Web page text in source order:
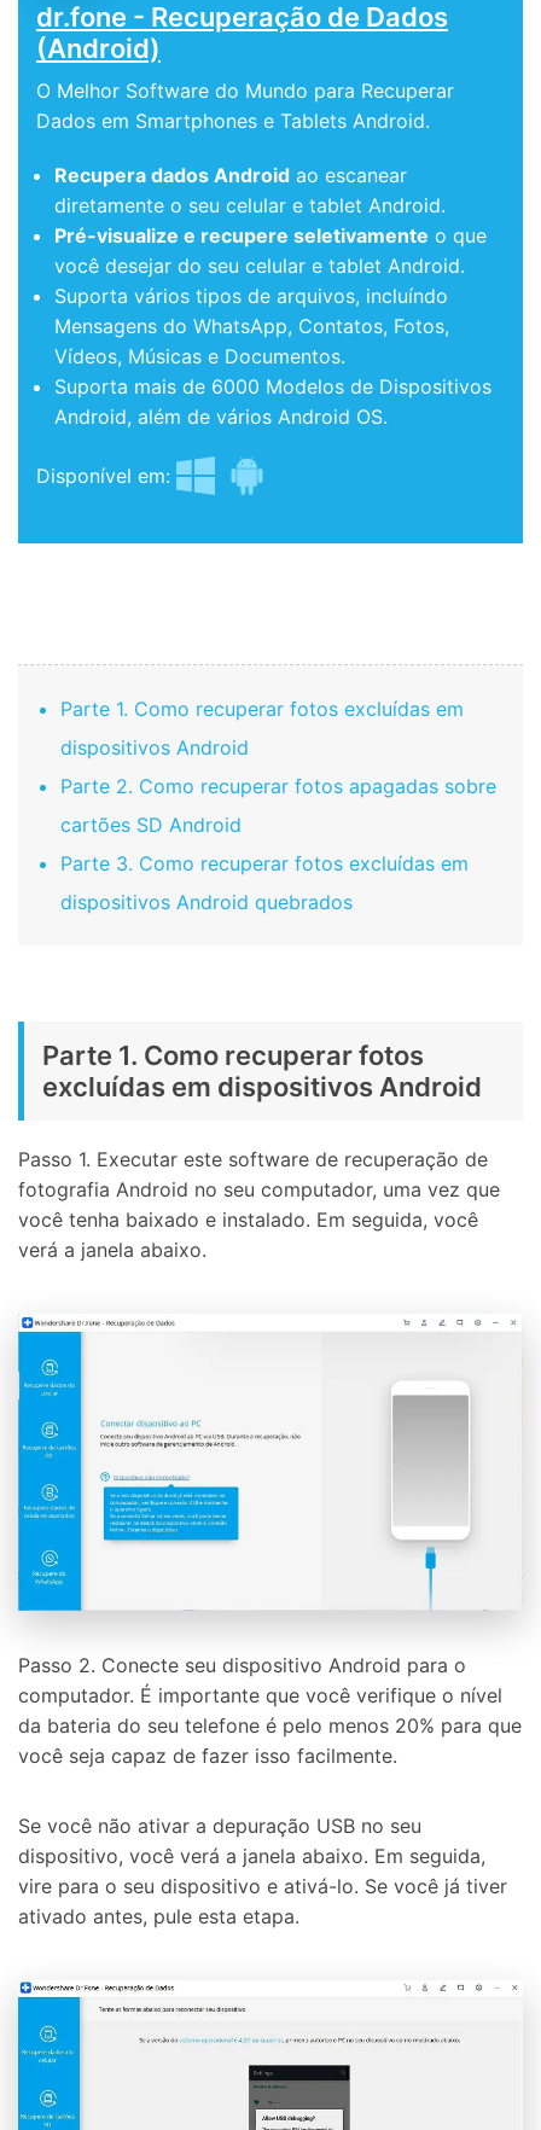
dr.fone - Recuperação de Dados
(Android)
O Melhor Software do Mundo para Recuperar
Dados em Smartphones e Tablets Android.
Recupera dados Android ao escanear
diretamente o seu celular e tablet Android.
Pré-visualize e recupere seletivamente o que
você desejar do seu celular e tablet Android.
Suporta vários tipos de arquivos, incluíndo
Mensagens do WhatsApp, Contatos, Fotos,
Vídeos, Músicas e Documentos.
Suporta mais de 6000 Modelos de Dispositivos
Android, além de vários Android OS.
Disponível em:
Parte 1. Como recuperar fotos excluídas em
dispositivos Android
Parte 2. Como recuperar fotos apagadas sobre
cartões SD Android
Parte 3. Como recuperar fotos excluídas em
dispositivos Android quebrados
Parte 1. Como recuperar fotos
excluídas em dispositivos Android
Passo 1. Executar este software de recuperação de
fotografia Android no seu computador, uma vez que
você tenha baixado e instalado. Em seguida, você
verá a janela abaixo.
Passo 2. Conecte seu dispositivo Android para o
computador. É importante que você verifique o nível
da bateria do seu telefone é pelo menos 20% para que
você seja capaz de fazer isso facilmente.
Se você não ativar a depuração USB no seu
dispositivo, você verá a janela abaixo. Em seguida,
vire para o seu dispositivo e ativá-lo. Se você já tiver
ativado antes, pule esta etapa.